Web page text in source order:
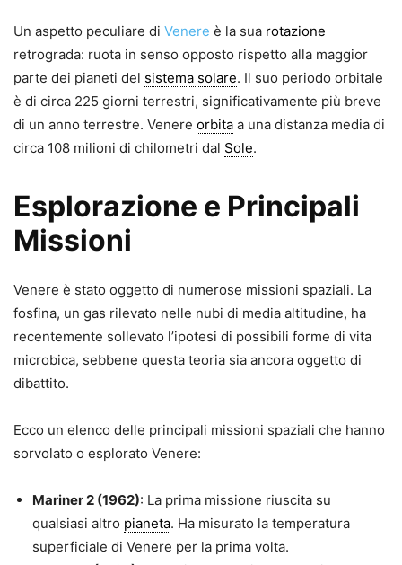
Un aspetto peculiare di Venere è la sua rotazione
retrograda: ruota in senso opposto rispetto alla maggior
parte dei pianeti del sistema solare. Il suo periodo orbitale
è di circa 225 giorni terrestri, significativamente più breve
di un anno terrestre. Venere orbita a una distanza media di
circa 108 milioni di chilometri dal Sole.
Esplorazione e Principali
Missioni
Venere è stato oggetto di numerose missioni spaziali. La
fosfina, un gas rilevato nelle nubi di media altitudine, ha
recentemente sollevato l’ipotesi di possibili forme di vita
microbica, sebbene questa teoria sia ancora oggetto di
dibattito.
Ecco un elenco delle principali missioni spaziali che hanno
sorvolato o esplorato Venere:
Mariner 2 (1962): La prima missione riuscita su
qualsiasi altro pianeta. Ha misurato la temperatura
superficiale di Venere per la prima volta.